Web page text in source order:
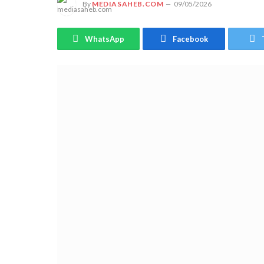
By MEDIASAHEB.COM 09/05/2026
WhatsApp Facebook